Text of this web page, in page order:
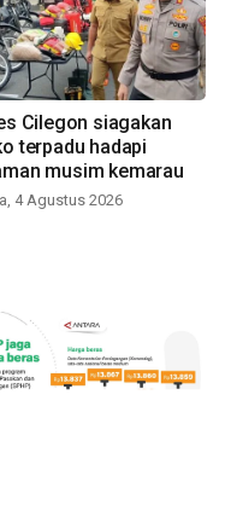
Cilegon siagakan
terpadu hadapi
musim kemarau
4 Agustus 2026